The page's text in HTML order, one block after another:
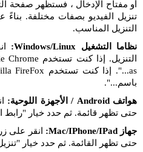
أو مفتاح الإدخال ، فستظهر صفحة
تنزيل الفيديو بصفات مختلفة. بناءً
التنزيل المناسب.
نظاما التشغيل Windows/Linux:
باسم...".
هواتف Android / الأجهزة اللوحية:
حتى تظهر قائمة. ثم حدد خيار "رابط
جهاز Mac/IPhone/IPad:
انقر على
حتى تظهر القائمة. ثم حدد خيار